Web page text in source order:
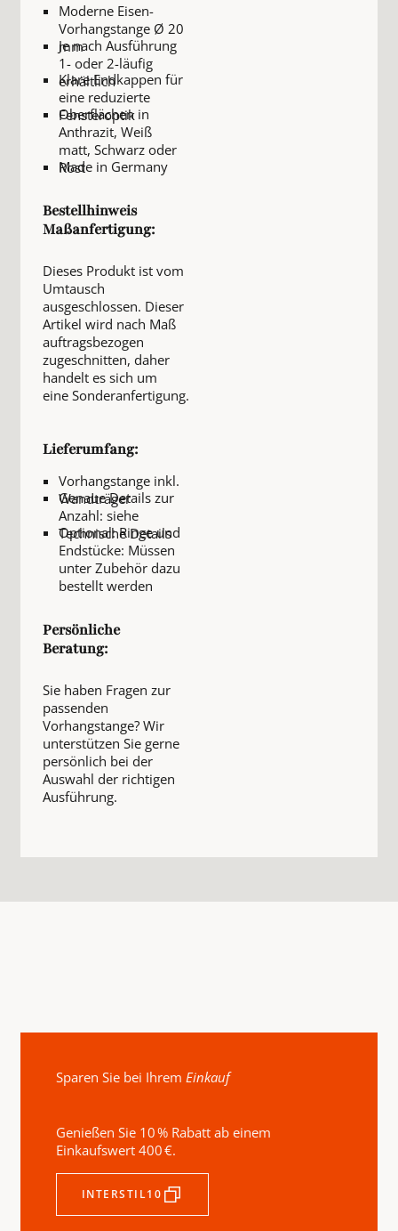
Moderne Eisen-
Vorhangstange Ø 20
mm
Je nach Ausführung
1- oder 2-läufig
erhältlich
Klare Endkappen für
eine reduzierte
Fensteroptik
Oberflächen in
Anthrazit, Weiß
matt, Schwarz oder
Rost
Made in Germany
Bestellhinweis
Maßanfertigung:
Dieses Produkt ist vom
Umtausch
ausgeschlossen. Dieser
Artikel wird nach Maß
auftragsbezogen
zugeschnitten, daher
handelt es sich um
eine Sonderanfertigung.
Lieferumfang:
Vorhangstange inkl.
Wandträger
Genaue Details zur
Anzahl: siehe
Technische Details
Optional: Ringe und
Endstücke: Müssen
unter Zubehör dazu
bestellt werden
Persönliche
Beratung:
Sie haben Fragen zur
passenden
Vorhangstange? Wir
unterstützen Sie gerne
persönlich bei der
Auswahl der richtigen
Ausführung.
Sparen Sie bei Ihrem Einkauf
Genießen Sie 10 % Rabatt ab einem
Einkaufswert 400 €.
INTERSTIL10